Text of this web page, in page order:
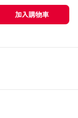
加入購物車